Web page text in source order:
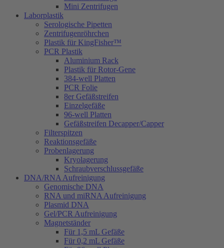
Mini Zentrifugen
Laborplastik
Serologische Pipetten
Zentrifugenröhrchen
Plastik für KingFisher™
PCR Plastik
Aluminium Rack
Plastik für Rotor-Gene
384-well Platten
PCR Folie
8er Gefäßstreifen
Einzelgefäße
96-well Platten
Gefäßstreifen Decapper/Capper
Filterspitzen
Reaktionsgefäße
Probenlagerung
Kryolagerung
Schraubverschlussgefäße
DNA/RNA Aufreinigung
Genomische DNA
RNA und miRNA Aufreinigung
Plasmid DNA
Gel/PCR Aufreinigung
Magnetständer
Für 1,5 mL Gefäße
Für 0,2 mL Gefäße